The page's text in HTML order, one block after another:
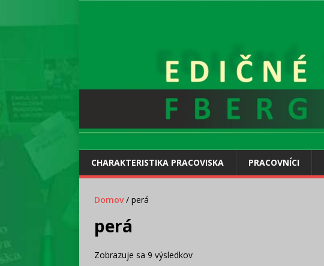
CHARAKTERISTIKA PRACOVISKA PRACOVNÍCI
Domov/ perá
perá
Zobrazuje sa 9 výsledkov